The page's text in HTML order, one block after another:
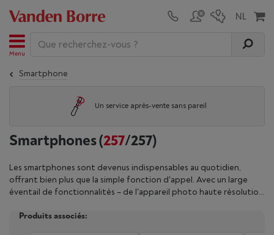
Menu
Smartphone
Un service après-vente sans pareil
Smartphones(257/257)
Les smartphones sont devenus indispensables au quotidien,
offrant bien plus que la simple fonction d'appel. Avec un large
éventail de fonctionnalités – de l'appareil photo haute résolution
pour un confort visuel optimal – ces téléphones intelligents
Produits associés: